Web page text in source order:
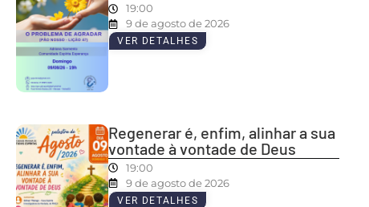
19:00
9 de agosto de 2026
VER DETALHES
Regenerar é, enfim, alinhar a sua
vontade à vontade de Deus
19:00
9 de agosto de 2026
VER DETALHES